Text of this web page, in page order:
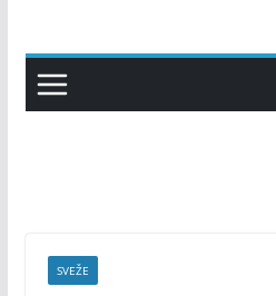
content
SVEŽE